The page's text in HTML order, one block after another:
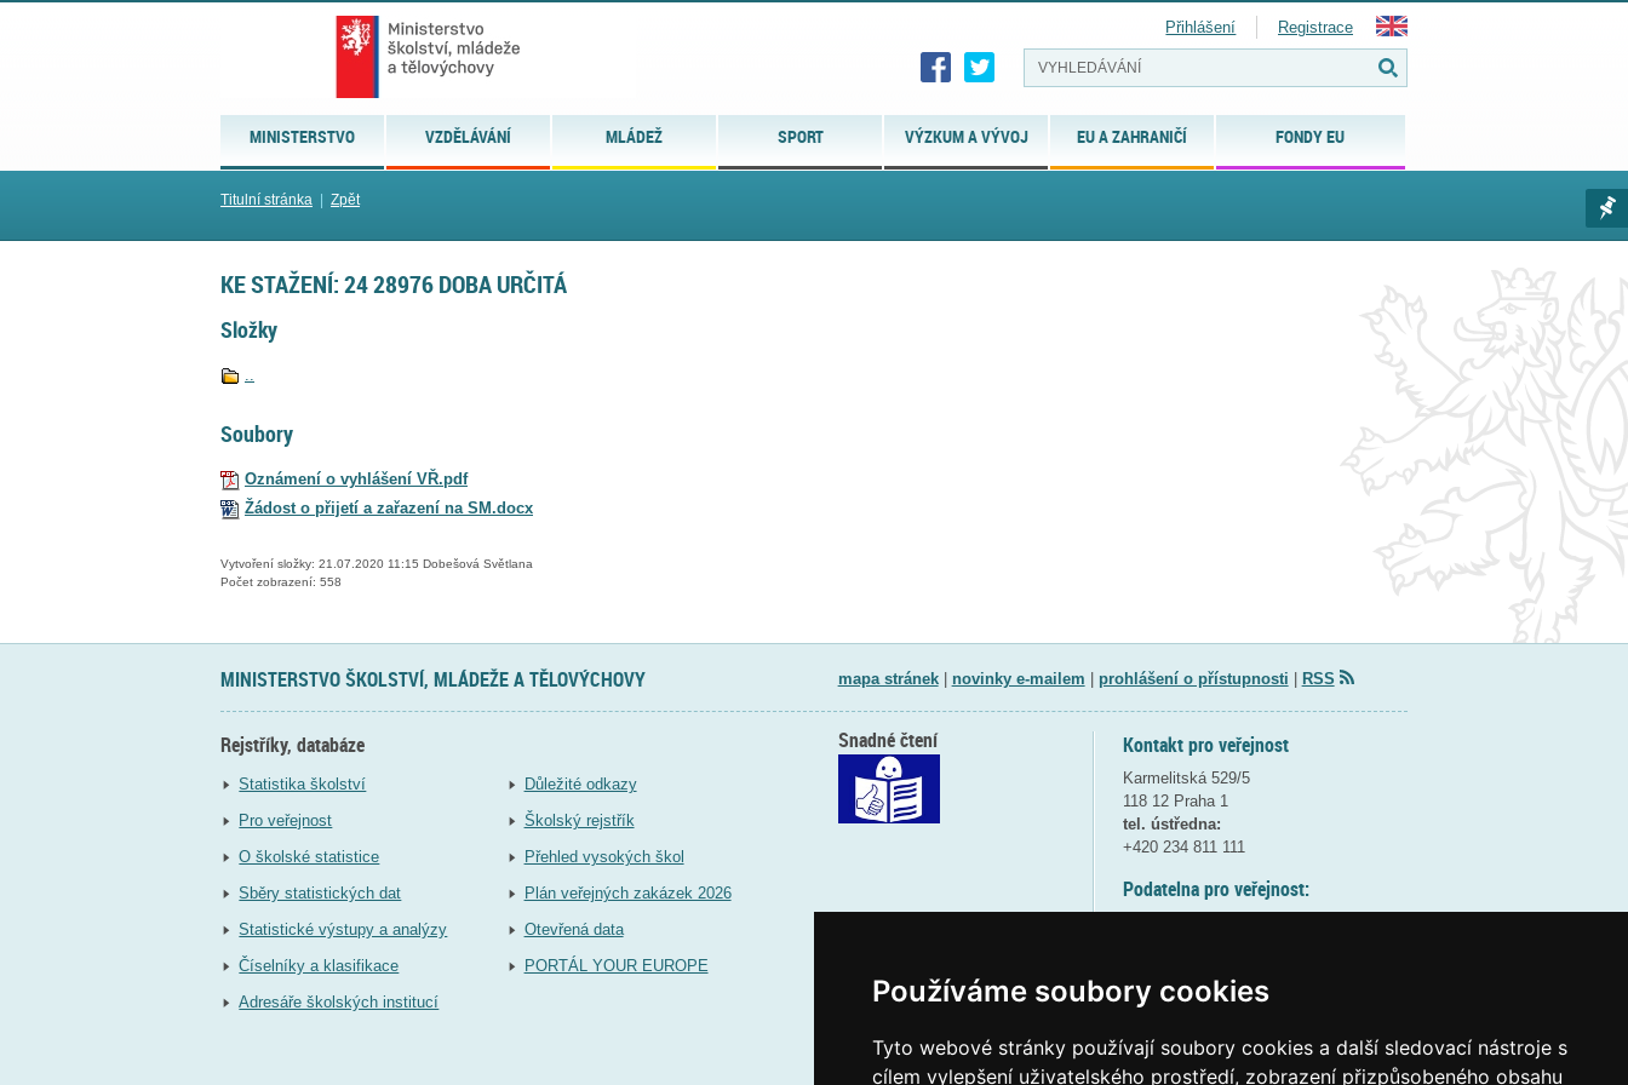
Používáme soubory cookies
Tyto webové stránky používají soubory cookies a další sledovací nástroje s
cílem vylepšení uživatelského prostředí, zobrazení přizpůsobeného obsahu
MINISTERSTVO VZDĚLÁVÁNÍ MLÁDEŽ SPORT VÝZKUM A VÝVOJ EU A ZAHRANIČÍ FONDY EU
Přihlášení Registrace
Titulní stránka Zpět
KE STAŽENÍ: 24 28976 DOBA URČITÁ
Složky
..
Soubory
Oznámení o vyhlášení VŘ.pdf
Žádost o přijetí a zařazení na SM.docx
Vytvoření složky: 21.07.2020 11:15 Dobešová Světlana
Počet zobrazení: 558
MINISTERSTVO ŠKOLSTVÍ, MLÁDEŽE A TĚLOVÝCHOVY mapa stránek| novinky e-mailem prohlášení o přístupnosti RSS
Rejstříky, databáze
Statistika školství
Pro veřejnost
O školské statistice
Sběry statistických dat
Statistické výstupy a analýzy
Číselníky a klasifikace
Adresáře školských institucí
Důležité odkazy
Školský rejstřík
Přehled vysokých škol
Plán veřejných zakázek 2026
Otevřená data
PORTÁL YOUR EUROPE
Kontakt pro veřejnost
Karmelitská 529/5
118 12 Praha 1
tel. ústředna:
+420 234 811 111
Podatelna pro veřejnost:
(více informací
Snadné čtení